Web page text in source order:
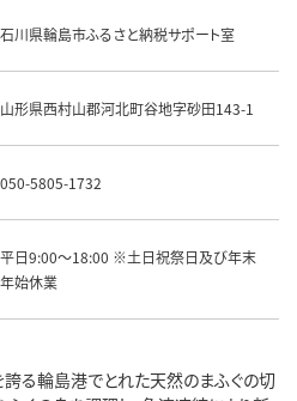
石川県輪島市ふるさと納税サポート室
山形県西村山郡河北町谷地字砂田143-1
050-5805-1732
平日9:00～18:00 ※土日祝祭日及び年末
年始休業
る輪島港でとれた天然のまふぐの切